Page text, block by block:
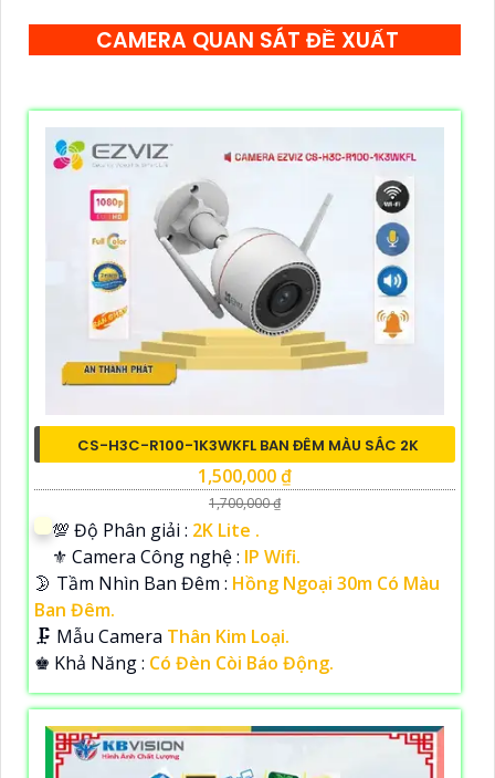
CAMERA QUAN SÁT ĐỀ XUẤT
CS-H3C-R100-1K3WKFL BAN ĐÊM MÀU SẮC 2K
1,500,000 ₫
1,700,000 ₫
💯 Độ Phân giải : 2K Lite .
⚜️ Camera Công nghệ : IP Wifi.
🌛 Tầm Nhìn Ban Đêm : Hồng Ngoại 30m Có Màu
Ban Đêm.
🗜️ Mẫu Camera Thân Kim Loại.
️♚ Khả Năng : Có Đèn Còi Báo Động.